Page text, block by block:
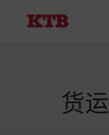
货